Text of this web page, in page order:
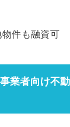
件も融資可
業者向け不